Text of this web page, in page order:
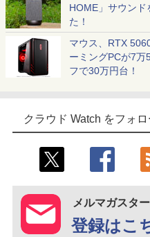
HOME」サウンド
た！
マウス、RTX
ーミングPCが7万
フで30万円台！
クラウド Watch をフォロ
メルマガスター
登録はこ